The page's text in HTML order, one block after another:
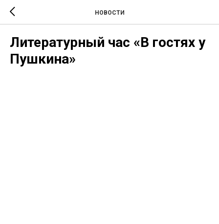
НОВОСТИ
Литературный час «В гостях у
Пушкина»